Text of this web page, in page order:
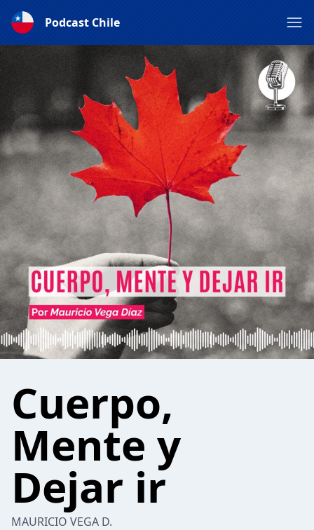
Podcast Chile
Cuerpo,
Mente y
Dejar ir
MAURICIO VEGA D.